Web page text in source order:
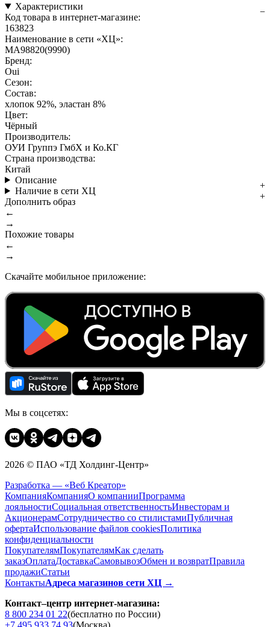
Характеристики
Код товара в интернет-магазине:
163823
Наименование в сети «ХЦ»:
MA98820(9990)
Бренд:
Oui
Сезон:
Состав:
хлопок 92%, эластан 8%
Цвет:
Чёрный
Производитель:
ОУИ Группэ ГмбХ и Ко.КГ
Страна производства:
Китай
Описание
Наличие в сети ХЦ
Дополнить образ
←
→
Похожие товары
←
→
Скачайте мобильное приложение:
Мы в соцсетях:
2026 © ПАО «ТД Холдинг-Центр»
Разработка — «Веб Креатор»
КомпанияКомпанияО компанииПрограмма
лояльностиСоциальная ответственностьИнвесторам и
АкционерамСотрудничество со стилистамиПубличная
офертаИспользование файлов cookiesПолитика
конфиденциальности
ПокупателямПокупателямКак сделать
заказОплатаДоставкаCамовывозОбмен и возвратПравила
продажиСтатьи
КонтактыАдреса магазинов сети ХЦ →
Контакт–центр интернет-магазина:
8 800 234 01 22(бесплатно по России)
+7 495 933 74 93(Москва)